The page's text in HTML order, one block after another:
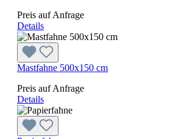
Preis auf Anfrage
Details
Mastfahne 500x150 cm
Preis auf Anfrage
Details